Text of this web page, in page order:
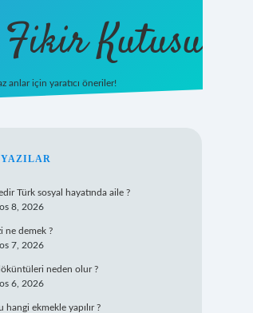
Kutusu
anlar için yaratıcı öneriler!
YAZILAR
Türk sosyal hayatında aile ?
8, 2026
ne demek ?
7, 2026
neden olur ?
6, 2026
hangi ekmekle yapılır ?